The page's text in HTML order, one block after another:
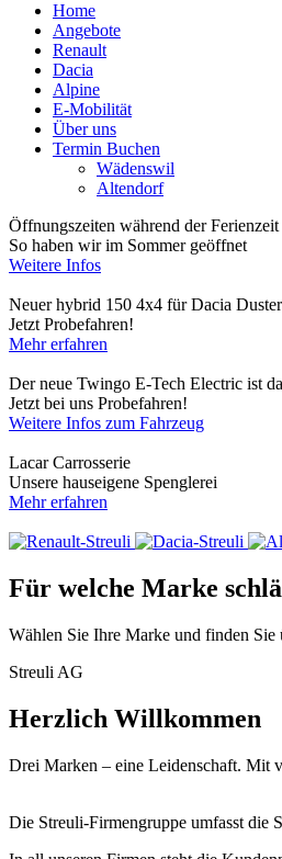
Home
Angebote
Renault
Dacia
Alpine
E-Mobilität
Über uns
Termin Buchen
Wädenswil
Altendorf
Öffnungszeiten während der Ferienzeit
So haben wir im Sommer geöffnet
Weitere Infos
Neuer hybrid 150 4x4 für Dacia
Jetzt Probefahren!
Mehr erfahren
Der neue Twingo E-Tech Electric ist da
Jetzt bei uns Probefahren!
Weitere Infos zum Fahrzeug
Lacar Carrosserie
Unsere hauseigene Spenglerei
Mehr erfahren
Für welche Marke
Wählen Sie Ihre Marke und finden Sie
Streuli AG
Herzlich Willkommen
Drei Marken – eine Leidenschaft. Mit
Die Streuli-Firmengruppe umfasst die